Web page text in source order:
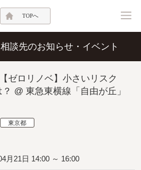
TOPへ
談先のお知らせ・イベント
ゼロリノベ】小さいリスク
@ 東急東横線「自由が丘」
東京都
月21日 14:00 ～ 16:00